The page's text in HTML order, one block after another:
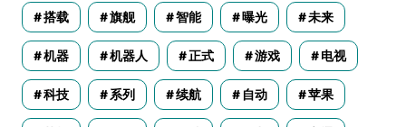
搭载 旗舰 智能 曝光 未来
机器 机器人 正式 游戏 电视
科技 系列 续航 自动 苹果